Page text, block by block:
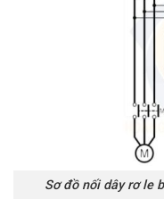
Sơ đồ nối dây rơ le